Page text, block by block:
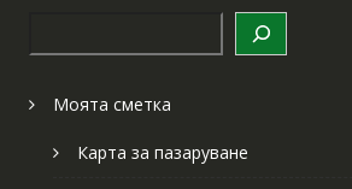
Моята сметка
Карта за пазаруване